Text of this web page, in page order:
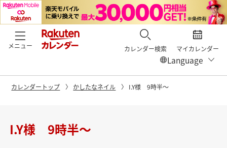
メニュー カレンダー検索 マイカレンダー
カレンダートップ かしたなネイル I.Y様 9時半〜
I.Y様 9時半〜